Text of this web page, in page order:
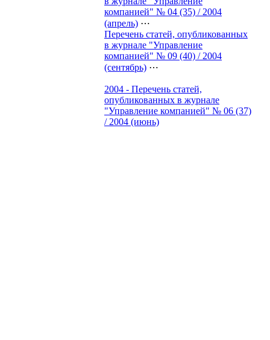
компанией" № 04 (35) / 2004
(апрель) ⋯
Перечень статей, опубликованных
в журнале "Управление
компанией" № 09 (40) / 2004
(сентябрь) ⋯
2004 - Перечень статей,
опубликованных в журнале
"Управление компанией" № 06 (37)
/ 2004 (июнь)